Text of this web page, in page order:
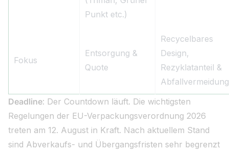
Punkt etc.)
Fokus
Entsorgung &
Quote
Recycelbares
Design,
Rezyklatanteil &
Abfallvermeidung
Deadline: Der Countdown läuft. Die wichtigsten
Regelungen der EU-Verpackungsverordnung 2026
treten am 12. August in Kraft. Nach aktuellem Stand
sind Abverkaufs- und Übergangsfristen sehr begrenzt